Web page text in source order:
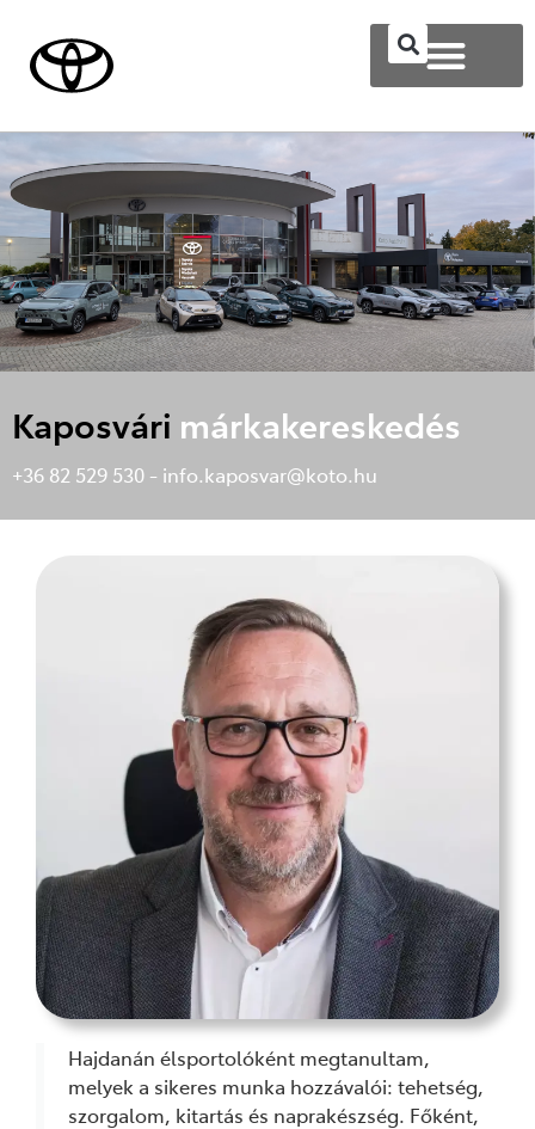
Kaposvári márkakereskedés
+36 82 529 530 - info.kaposvar@koto.hu
Hajdanán élsportolóként megtanultam,
melyek a sikeres munka hozzávalói: tehetség,
szorgalom, kitartás és naprakészség. Főként,